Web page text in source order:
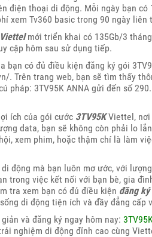
điện thoại di động. Mỗi ngày bạn
xem Tv360 basic trong 90 ngày liên
mới triển khai có 135Gb/3
cập hôm sau sử dụng tiếp.
bạn có đủ điều kiện đăng ký gói
. Trên trang web, bạn sẽ tìm thấy
pháp: 3TV95K ANNA gửi đến số
ích của gói cước 3TV95KViettel, nơi
data, bạn sẽ không còn phải lo
xem phim, hoặc thậm chí là làm
động mà bạn luôn mơ ước, với
trong việc kết nối với bạn bè, gia
tra xem bạn có đủ điều kiện đăng
di động tiện ích và đầy đẳng cấp
và đăng ký ngay hôm nay:
nghiệm di động đỉnh cao cùng